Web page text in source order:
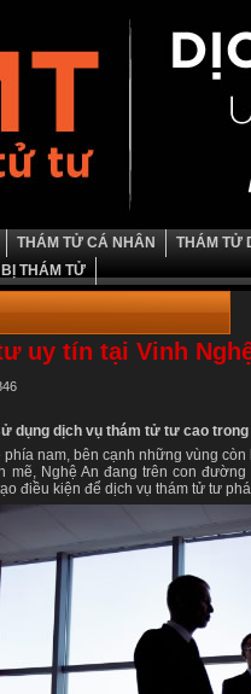
THÁM TỬ CÁ NHÂN THÁM TỬ
THÁM TỬ
uy tín tại Vinh
dụng dịch vụ thám tử tư cao
nam, bên cạnh những vùng
mẽ, Nghệ An đang trên con
điều kiện để dịch vụ thám tử tư